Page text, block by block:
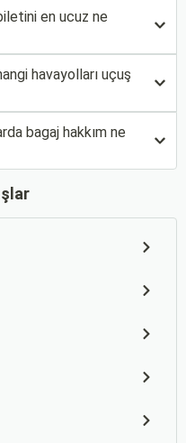
en ucuz ne
havayolları uçuş
bagaj hakkım ne